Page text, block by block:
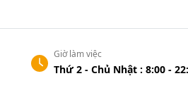
Giờ làm việc
Thứ 2 - Chủ Nhật : 8:00 -